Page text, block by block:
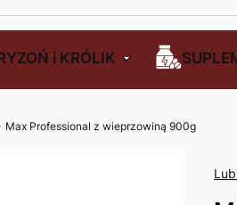
i KRÓLIK
Max Professional z wieprzowiną 900g